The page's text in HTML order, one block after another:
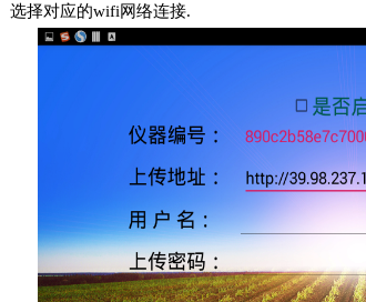
选择对应的wifi网络连接.